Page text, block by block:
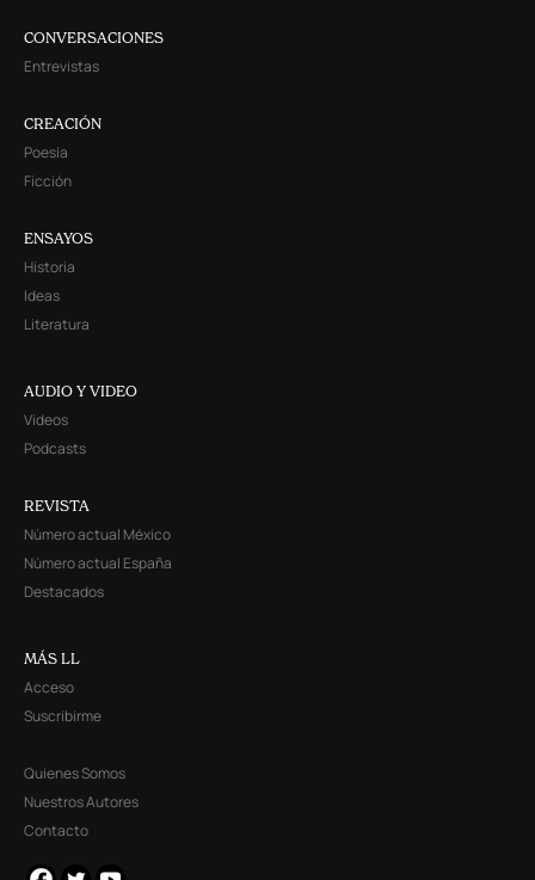
CONVERSACIONES
Entrevistas
CREACIÓN
Poesía
Ficción
ENSAYOS
Historia
Ideas
Literatura
AUDIO Y VIDEO
Videos
Podcasts
REVISTA
Número actual México
Número actual España
Destacados
MÁS LL
Acceso
Suscribirme
Quienes Somos
Nuestros Autores
Contacto